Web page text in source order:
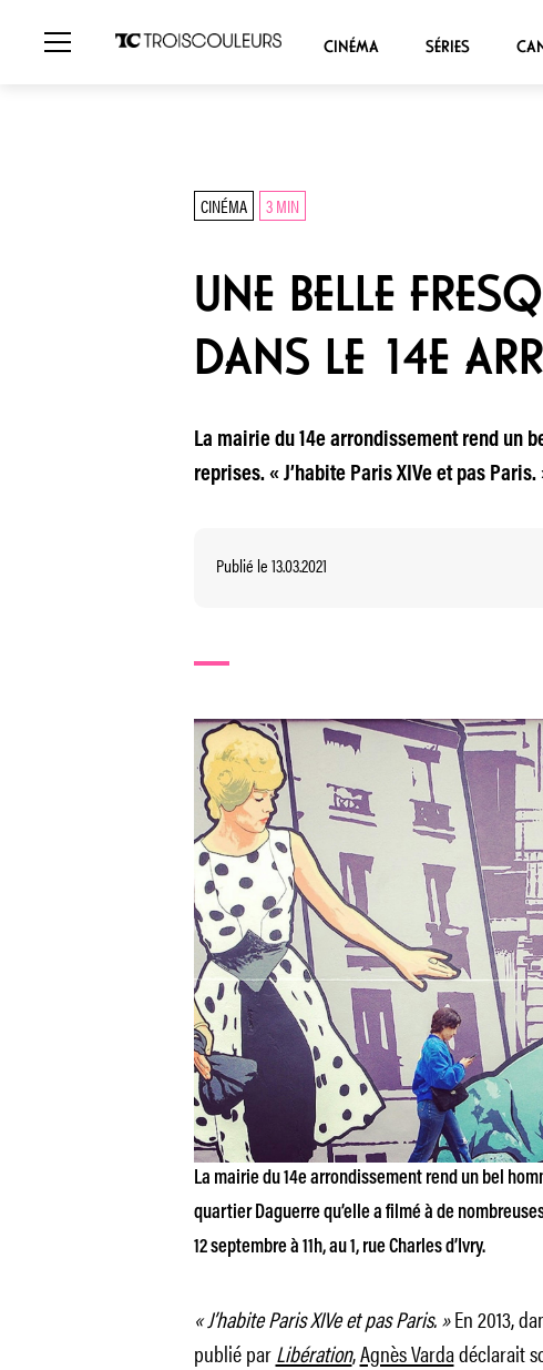
CINÉMA SÉRIES
CINÉMA 3 MIN
UNE BELLE
DANS LE 14E
La mairie du 14e arrondissement rend un
reprises. « J’habite Paris XIVe et pas
Publié le 13.03.2021
La mairie du 14e arrondissement rend un bel
quartier Daguerre qu’elle a filmé à de
12 septembre à 11h, au 1, rue Charles d’Ivry.
« J’habite Paris XIVe et pas Paris. »En 2013,
publié parLibération,Agnès Vardadéclarait